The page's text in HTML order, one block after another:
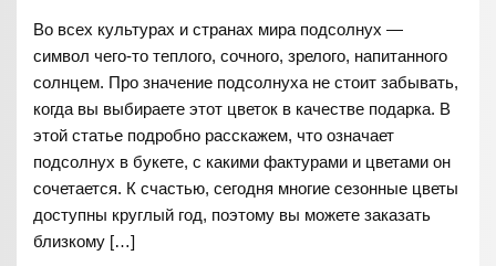
Во всех культурах и странах мира подсолнух —
символ чего-то теплого, сочного, зрелого, напитанного
солнцем. Про значение подсолнуха не стоит забывать,
когда вы выбираете этот цветок в качестве подарка. В
этой статье подробно расскажем, что означает
подсолнух в букете, с какими фактурами и цветами он
сочетается. К счастью, сегодня многие сезонные цветы
доступны круглый год, поэтому вы можете заказать
близкому […]